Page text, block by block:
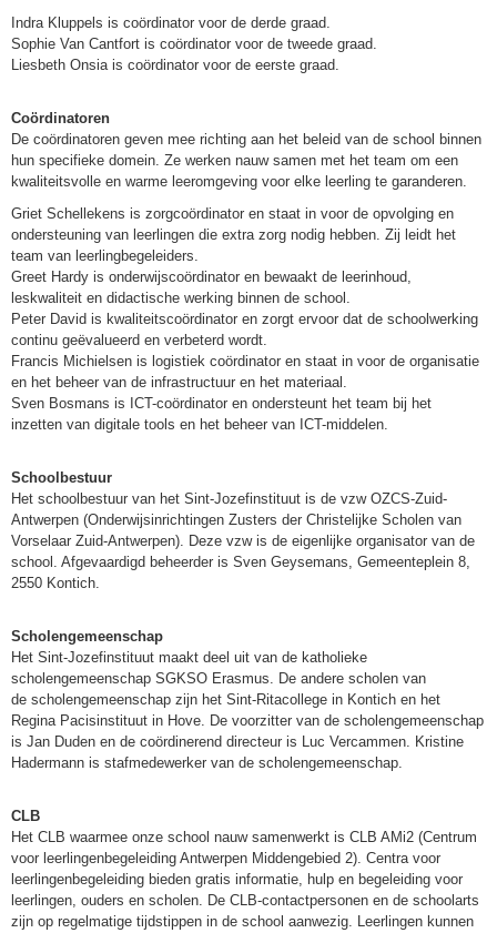
Indra Kluppels is coördinator voor de derde graad.
Sophie Van Cantfort is coördinator voor de tweede graad.
Liesbeth Onsia is coördinator voor de eerste graad.
Coördinatoren
De coördinatoren geven mee richting aan het beleid van de school binnen
hun specifieke domein. Ze werken nauw samen met het team om een
kwaliteitsvolle en warme leeromgeving voor elke leerling te garanderen.
Griet Schellekens is zorgcoördinator en staat in voor de opvolging en
ondersteuning van leerlingen die extra zorg nodig hebben. Zij leidt het
team van leerlingbegeleiders.
Greet Hardy is onderwijscoördinator en bewaakt de leerinhoud,
leskwaliteit en didactische werking binnen de school.
Peter David is kwaliteitscoördinator en zorgt ervoor dat de schoolwerking
continu geëvalueerd en verbeterd wordt.
Francis Michielsen is logistiek coördinator en staat in voor de organisatie
en het beheer van de infrastructuur en het materiaal.
Sven Bosmans is ICT-coördinator en ondersteunt het team bij het
inzetten van digitale tools en het beheer van ICT-middelen.
Schoolbestuur
Het schoolbestuur van het Sint-Jozefinstituut is de vzw OZCS-Zuid-
Antwerpen (Onderwijsinrichtingen Zusters der Christelijke Scholen van
Vorselaar Zuid-Antwerpen). Deze vzw is de eigenlijke organisator van de
school. Afgevaardigd beheerder is Sven Geysemans, Gemeenteplein 8,
2550 Kontich.
Scholengemeenschap
Het Sint-Jozefinstituut maakt deel uit van de katholieke
scholengemeenschap SGKSO Erasmus. De andere scholen van
de scholengemeenschap zijn het Sint-Ritacollege in Kontich en het
Regina Pacisinstituut in Hove. De voorzitter van de scholengemeenschap
is Jan Duden en de coördinerend directeur is Luc Vercammen. Kristine
Hadermann is stafmedewerker van de scholengemeenschap.
CLB
Het CLB waarmee onze school nauw samenwerkt is CLB AMi2 (Centrum
voor leerlingenbegeleiding Antwerpen Middengebied 2). Centra voor
leerlingenbegeleiding bieden gratis informatie, hulp en begeleiding voor
leerlingen, ouders en scholen. De CLB-contactpersonen en de schoolarts
zijn op regelmatige tijdstippen in de school aanwezig. Leerlingen kunnen